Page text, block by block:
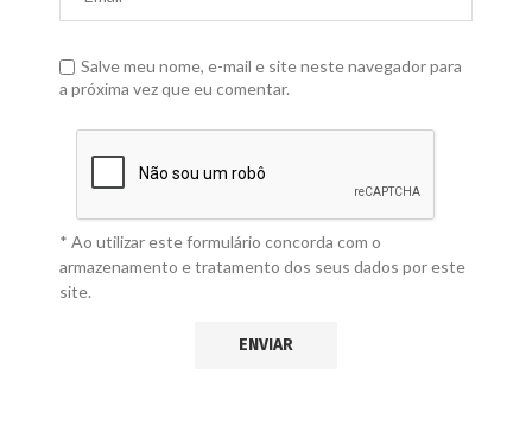
Salve meu nome, e-mail e site neste navegador para
a próxima vez que eu comentar.
* Ao utilizar este formulário concorda com o
armazenamento e tratamento dos seus dados por este
site.